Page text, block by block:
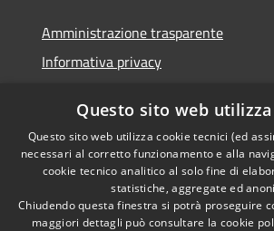
Amministrazione trasparente
Informativa privacy
Dichiarazione di accessibilità
RSS
Questo sito web
Questo sito web utilizza cookie tecnici (ed
necessari al corretto funzionamento e alla
cookie tecnico analitico al solo fine di
statistiche, aggregate ed
Chiudendo questa finestra si potrà proseguire
maggiori dettagli può consultare la cookie